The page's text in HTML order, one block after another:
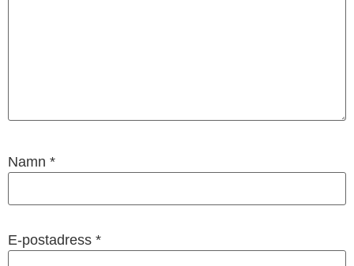
Namn *
E-postadress *